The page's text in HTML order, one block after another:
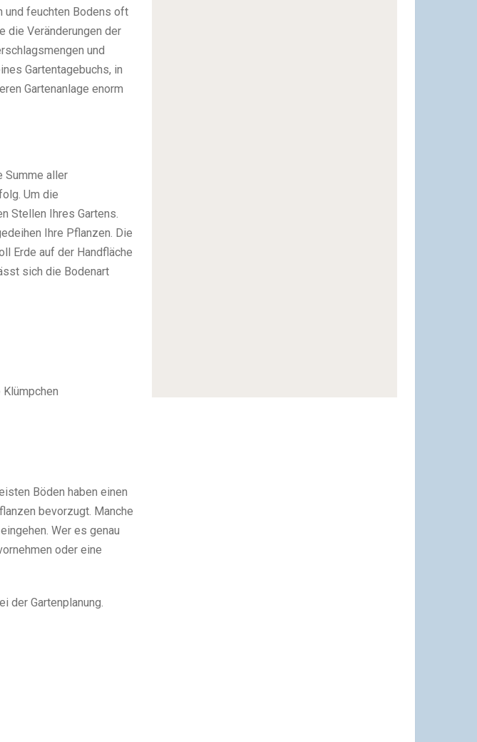
und feuchten Bodens oft
die Veränderungen der
und
Gartentagebuchs, in
Gartenanlage enorm
Summe aller
Um die
Stellen Ihres Gartens.
Ihre Pflanzen. Die
Erde auf der Handfläche
sich die Bodenart
Böden haben einen
bevorzugt. Manche
Wer es genau
oder eine
der Gartenplanung.